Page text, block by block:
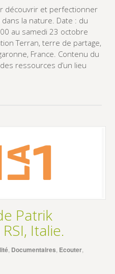
découvrir et perfectionner
la nature. Date : du
au samedi 23 octobre
Terran, terre de partage,
France. Contenu du
ressources d’un lieu
Patrik
Italie.
, Documentaires Ecouter,